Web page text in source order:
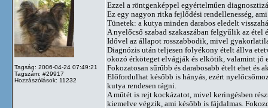
Tagság: 2006-04-24 07:49:21
Tagszám: #29917
Hozzászólások: 11232
Ezzel a röntgenképpel egyértelműen
Ez egy nagyon ritka fejlődési rendellenesség,
Tünetek: a kutya minden darabos eledelt
A nyelőcső szabad szakaszában felgyűlik az étel
Idővel az állapot rosszabbodik, mivel
Diagnózis után teljesen folyékony ételt állva
okozó érköteget elvágják és elkötik, valamint jó
Fokozatosan sűrűbb és darabosabb ételt ehet és
Előfordulhat később is hányás, ezért
kutya rendesen rágni.
A műtét is rejt kockázatot, mivel keringésben
kiemelve végzik, ami később is fájdalmas.